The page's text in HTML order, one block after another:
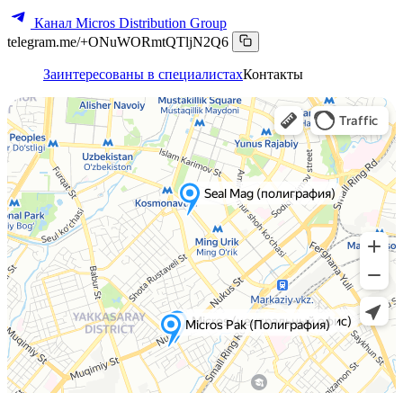
Канал Micros Distribution Group
telegram.me/+ONuWORmtQTljN2Q6
Заинтересованы в специалистахКонтакты